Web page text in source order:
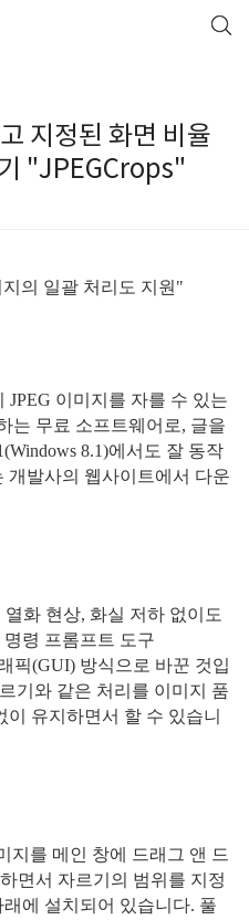
지정된 화면 비율
"JPEGCrops"
의 일괄 처리도 지원"
JPEG 이미지를 자를 수 있는
는 무료 소프트웨어로, 글을
8.1)에서도 잘 동작
개발사의 웹사이트에서 다운
화 현상, 화실 저하 없이도
령 프롬프트 도구
픽(GUI) 방식으로 바꾼 것입
기와 같은 처리를 이미지 품
유지하면서 할 수 있습니
지를 메인 창에 드래그 앤 드
면서 자르기의 범위를 지정
에 설치되어 있습니다. 풀